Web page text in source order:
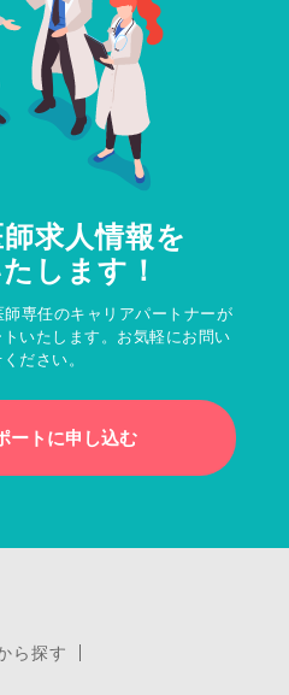
求人情報を
します！
専任のキャリアパートナーが
いたします。お気軽にお問い
ださい。
ートに申し込む
ら探す